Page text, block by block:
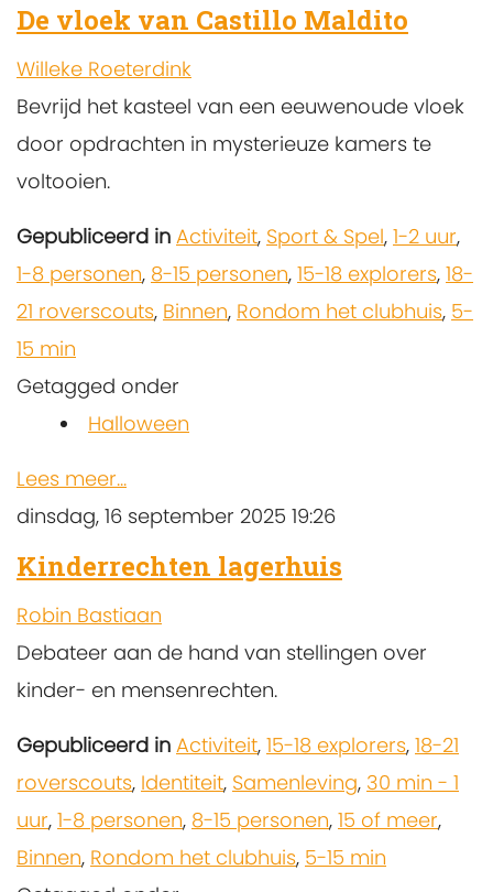
De vloek van Castillo Maldito
Willeke Roeterdink
Bevrijd het kasteel van een eeuwenoude vloek
door opdrachten in mysterieuze kamers te
voltooien.
Gepubliceerd in Activiteit, Sport & Spel, 1-2 uur,
1-8 personen, 8-15 personen, 15-18 explorers, 18-
21 roverscouts, Binnen, Rondom het clubhuis, 5-
15 min
Getagged onder
Halloween
Lees meer...
dinsdag, 16 september 2025 19:26
Kinderrechten lagerhuis
Robin Bastiaan
Debateer aan de hand van stellingen over
kinder- en mensenrechten.
Gepubliceerd in Activiteit, 15-18 explorers, 18-21
roverscouts, Identiteit, Samenleving, 30 min - 1
uur, 1-8 personen, 8-15 personen, 15 of meer,
Binnen, Rondom het clubhuis, 5-15 min